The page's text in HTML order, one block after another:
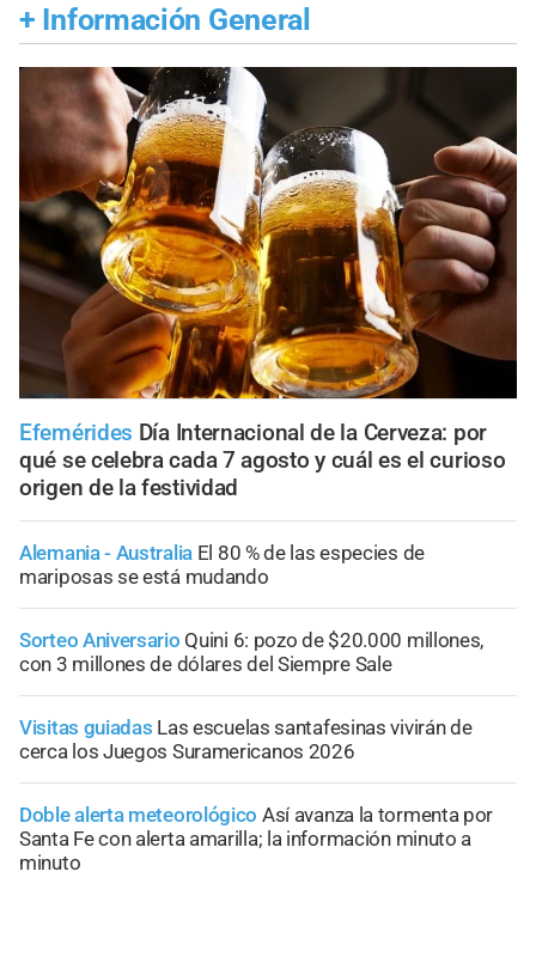
+ Información General
Efemérides Día Internacional de la Cerveza: por
qué se celebra cada 7 agosto y cuál es el curioso
origen de la festividad
Alemania - Australia El 80 % de las especies de
mariposas se está mudando
Sorteo Aniversario Quini 6: pozo de $20.000 millones,
con 3 millones de dólares del Siempre Sale
Visitas guiadas Las escuelas santafesinas vivirán de
cerca los Juegos Suramericanos 2026
Doble alerta meteorológico Así avanza la tormenta por
Santa Fe con alerta amarilla; la información minuto a
minuto